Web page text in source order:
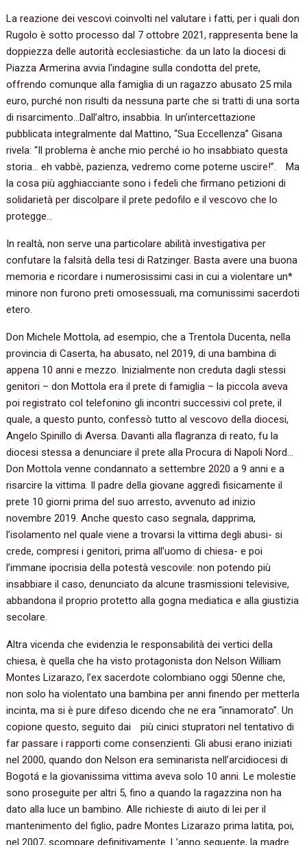
La reazione dei vescovi coinvolti nel valutare i fatti, per i quali don
Rugolo è sotto processo dal 7 ottobre 2021, rappresenta bene la
doppiezza delle autorità ecclesiastiche: da un lato la diocesi di
Piazza Armerina avvia l’indagine sulla condotta del prete,
offrendo comunque alla famiglia di un ragazzo abusato 25 mila
euro, purché non risulti da nessuna parte che si tratti di una sorta
di risarcimento…Dall’altro, insabbia. In un’intercettazione
pubblicata integralmente dal Mattino, “Sua Eccellenza” Gisana
rivela: “Il problema è anche mio perché io ho insabbiato questa
storia… eh vabbè, pazienza, vedremo come poterne uscire!”. Ma
la cosa più agghiacciante sono i fedeli che firmano petizioni di
solidarietà per discolpare il prete pedofilo e il vescovo che lo
protegge…
In realtà, non serve una particolare abilità investigativa per
confutare la falsità della tesi di Ratzinger. Basta avere una buona
memoria e ricordare i numerosissimi casi in cui a violentare un*
minore non furono preti omosessuali, ma comunissimi sacerdoti
etero.
Don Michele Mottola, ad esempio, che a Trentola Ducenta, nella
provincia di Caserta, ha abusato, nel 2019, di una bambina di
appena 10 anni e mezzo. Inizialmente non creduta dagli stessi
genitori – don Mottola era il prete di famiglia – la piccola aveva
poi registrato col telefonino gli incontri successivi col prete, il
quale, a questo punto, confessò tutto al vescovo della diocesi,
Angelo Spinillo di Aversa. Davanti alla flagranza di reato, fu la
diocesi stessa a denunciare il prete alla Procura di Napoli Nord…
Don Mottola venne condannato a settembre 2020 a 9 anni e a
risarcire la vittima. Il padre della giovane aggredì fisicamente il
prete 10 giorni prima del suo arresto, avvenuto ad inizio
novembre 2019. Anche questo caso segnala, dapprima,
l’isolamento nel quale viene a trovarsi la vittima degli abusi- si
crede, compresi i genitori, prima all’uomo di chiesa- e poi
l’immane ipocrisia della potestà vescovile: non potendo più
insabbiare il caso, denunciato da alcune trasmissioni televisive,
abbandona il proprio protetto alla gogna mediatica e alla giustizia
secolare.
Altra vicenda che evidenzia le responsabilità dei vertici della
chiesa, è quella che ha visto protagonista don Nelson William
Montes Lizarazo, l’ex sacerdote colombiano oggi 50enne che,
non solo ha violentato una bambina per anni finendo per metterla
incinta, ma si è pure difeso dicendo che ne era “innamorato”. Un
copione questo, seguito dai più cinici stupratori nel tentativo di
far passare i rapporti come consenzienti. Gli abusi erano iniziati
nel 2000, quando don Nelson era seminarista nell’arcidiocesi di
Bogotá e la giovanissima vittima aveva solo 10 anni. Le molestie
sono proseguite per altri 5, fino a quando la ragazzina non ha
dato alla luce un bambino. Alle richieste di aiuto di lei per il
mantenimento del figlio, padre Montes Lizarazo prima latita, poi,
nel 2007, scompare definitivamente. L’anno seguente, la madre